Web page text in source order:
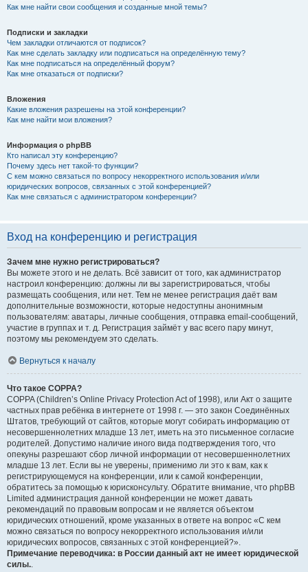
Как мне найти свои сообщения и созданные мной темы?
Подписки и закладки
Чем закладки отличаются от подписок?
Как мне сделать закладку или подписаться на определённую тему?
Как мне подписаться на определённый форум?
Как мне отказаться от подписки?
Вложения
Какие вложения разрешены на этой конференции?
Как мне найти мои вложения?
Информация о phpBB
Кто написал эту конференцию?
Почему здесь нет такой-то функции?
С кем можно связаться по вопросу некорректного использования и/или
юридических вопросов, связанных с этой конференцией?
Как мне связаться с администратором конференции?
Вход на конференцию и регистрация
Зачем мне нужно регистрироваться?
Вы можете этого и не делать. Всё зависит от того, как администратор
настроил конференцию: должны ли вы зарегистрироваться, чтобы
размещать сообщения, или нет. Тем не менее регистрация даёт вам
дополнительные возможности, которые недоступны анонимным
пользователям: аватары, личные сообщения, отправка email-сообщений,
участие в группах и т. д. Регистрация займёт у вас всего пару минут,
поэтому мы рекомендуем это сделать.
Вернуться к началу
Что такое COPPA?
COPPA (Children’s Online Privacy Protection Act of 1998), или Акт о защите
частных прав ребёнка в интернете от 1998 г. — это закон Соединённых
Штатов, требующий от сайтов, которые могут собирать информацию от
несовершеннолетних младше 13 лет, иметь на это письменное согласие
родителей. Допустимо наличие иного вида подтверждения того, что
опекуны разрешают сбор личной информации от несовершеннолетних
младше 13 лет. Если вы не уверены, применимо ли это к вам, как к
регистрирующемуся на конференции, или к самой конференции,
обратитесь за помощью к юрисконсульту. Обратите внимание, что phpBB
Limited администрация данной конференции не может давать
рекомендаций по правовым вопросам и не является объектом
юридических отношений, кроме указанных в ответе на вопрос «С кем
можно связаться по вопросу некорректного использования и/или
юридических вопросов, связанных с этой конференцией?».
Примечание переводчика: в России данный акт не имеет юридической
силы..